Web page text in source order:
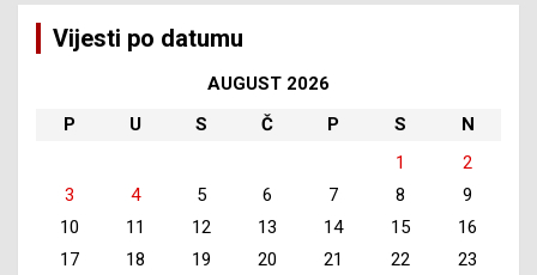
Vijesti po datumu
AUGUST 2026
P
U S Č P S
N
1
2
3
4 5 6 7 8
9
10
11 12 13 14 15
16
17
18 19 20 21 22
23